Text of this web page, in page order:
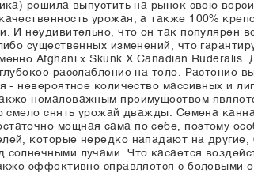
решила выпустить на рынок свою
урожая, а также 100%
И неудивительно, что он так
существенных изменений, что
Afghani x Skunk X Canadian Ruderalis.
расслабление на тело. Растение
невероятное количество массивных и
немаловажным преимуществом
снять урожай дважды. Семена
мощная сама по себе, поэтому
которые нередко нападают на
лучами. Что касается
эффективно справляется с